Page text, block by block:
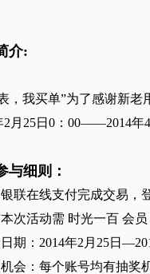
介:
，我买单”为了感谢新老
2月25日0：00——2014年
与细则：
联在线支付完成交易，
次活动需 时光一百 会
期：2014年2月25日
会：每个账号均有抽奖